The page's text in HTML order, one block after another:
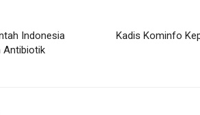
Indonesia
Antibiotik
Kadis Kominfo